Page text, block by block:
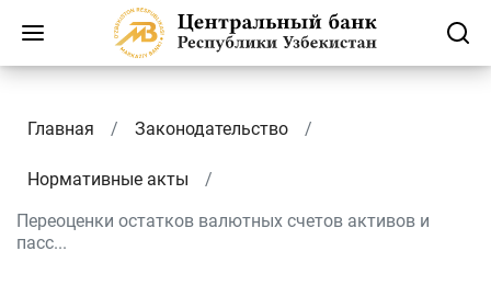
Главная Законодательство
Нормативные акты
Переоценки остатков валютных счетов активов и
пасс...